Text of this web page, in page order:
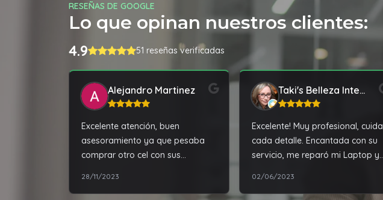
RESEÑAS DE GOOGLE
Lo que opinan nuestros clientes:
4.9 51 reseñas verificadas
Alejandro Martinez
Excelente atención, buen
asesoramiento ya que pesaba
comprar otro cel con sus
28/11/2023
Taki's Belleza Integral
Excelente! Muy profesional, cuida
cada detalle. Encantada con su
servicio, me reparó mi Laptop y
02/06/2023